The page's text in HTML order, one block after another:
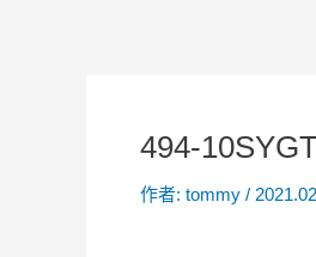
494-
作者: tommy /